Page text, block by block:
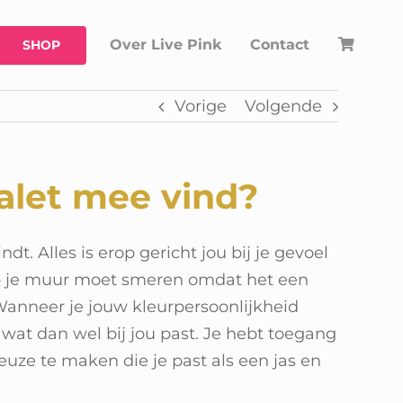
SHOP Over Live Pink Contact
Vorige Volgende
mee vind?
Alles is erop gericht jou bij je gevoel
muur moet smeren omdat het een
je jouw kleurpersoonlijkheid
dan wel bij jou past. Je hebt toegang
te maken die je past als een jas en